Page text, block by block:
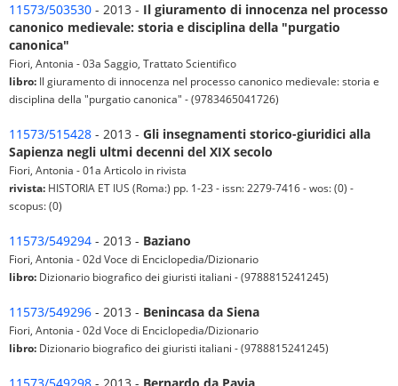
11573/503530 - 2013 - Il giuramento di innocenza nel processo
canonico medievale: storia e disciplina della "purgatio
canonica"
Fiori, Antonia - 03a Saggio, Trattato Scientifico
libro: Il giuramento di innocenza nel processo canonico medievale: storia e
disciplina della "purgatio canonica" - (9783465041726)
11573/515428 - 2013 - Gli insegnamenti storico-giuridici alla
Sapienza negli ultmi decenni del XIX secolo
Fiori, Antonia - 01a Articolo in rivista
rivista: HISTORIA ET IUS (Roma:) pp. 1-23 - issn: 2279-7416 - wos: (0) -
scopus: (0)
11573/549294 - 2013 - Baziano
Fiori, Antonia - 02d Voce di Enciclopedia/Dizionario
libro: Dizionario biografico dei giuristi italiani - (9788815241245)
11573/549296 - 2013 - Benincasa da Siena
Fiori, Antonia - 02d Voce di Enciclopedia/Dizionario
libro: Dizionario biografico dei giuristi italiani - (9788815241245)